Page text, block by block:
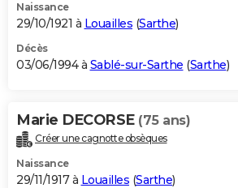
Naissance
29/10/1921 à Louailles (Sarthe)
Décès
03/06/1994 à Sablé-sur-Sarthe (Sarthe)
Marie DECORSE (75 ans)
Créer une cagnotte obsèques
Naissance
29/11/1917 à Louailles (Sarthe)